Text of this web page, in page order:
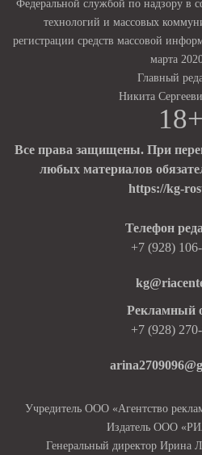
Федеральной службой по надзору в
технологий и массовых
регистрации средств массовой
марта
Главный
Никита
18+
Все права защищены. При
любых материалов
https://kg-
Телефон
+7 (928)
Рекламный
+7 (928)
Учредитель ООО «Агентство
Издатель ООО
Генеральный директор Ирина